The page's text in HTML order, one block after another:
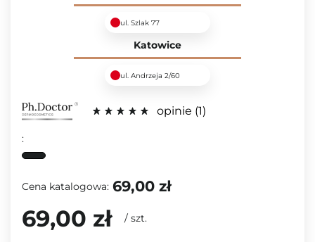
ul. Szlak 77
Katowice
ul. Andrzeja 2/60
opinie 1
:
Cena katalogowa: 69,00 zł
69,00 zł / szt.